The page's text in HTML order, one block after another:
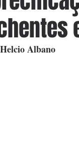
Albano